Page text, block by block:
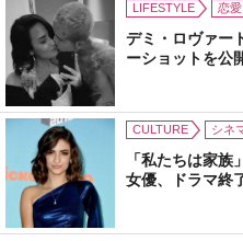
LIFESTYLE 恋愛
デミ・ロヴァー
ーショットを公
CULTURE シネ
「私たちは家
女優、ドラマ終